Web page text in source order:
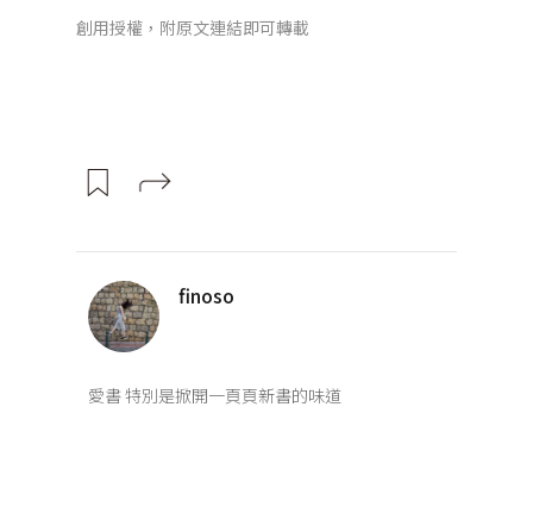
創用授權，附原文連結即可轉載
finoso
愛書 特別是掀開一頁頁新書的味道